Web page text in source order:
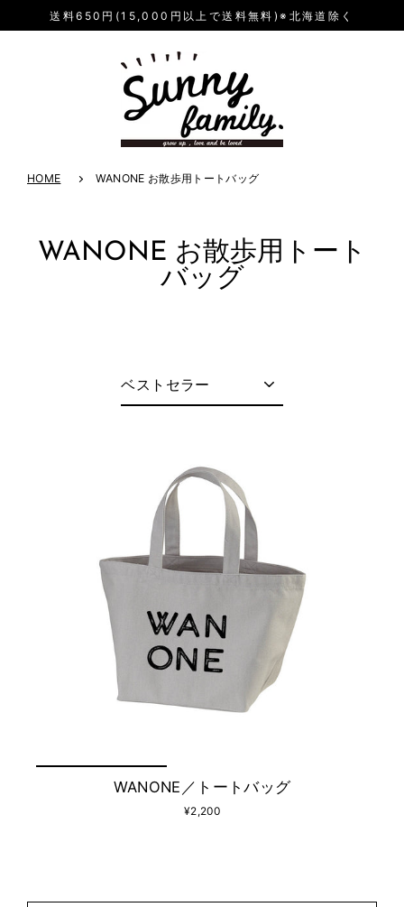
送料650円(15,000円以上で送料無料)※北海道除く
HOME WANONE お散歩用トートバッグ
WANONE お散歩用トート
バッグ
WANONE／トートバッグ
¥2,200